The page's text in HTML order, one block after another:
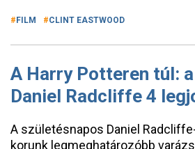
FILM CLINT EASTWOOD
A Harry Potteren túl:
Daniel Radcliffe 4
A születésnapos Daniel
korunk legmeghatározóbb